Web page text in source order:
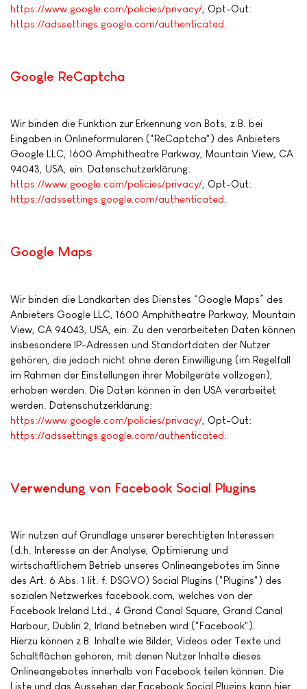
https://www.google.com/policies/privacy/ , Opt-Out:
https://adssettings.google.com/authenticated
Google ReCaptcha
Wir binden die Funktion zur Erkennung von Bots, z.B. bei
Eingaben in Onlineformularen ("ReCaptcha") des Anbieters
Google LLC, 1600 Amphitheatre Parkway, Mountain View, CA
94043, USA, ein. Datenschutzerklärung:
https://www.google.com/policies/privacy/ , Opt-Out:
https://adssettings.google.com/authenticated
Google Maps
Wir binden die Landkarten des Dienstes “Google Maps” des
Anbieters Google LLC, 1600 Amphitheatre Parkway, Mountain
View, CA 94043, USA, ein. Zu den verarbeiteten Daten können
insbesondere IP-Adressen und Standortdaten der Nutzer
gehören, die jedoch nicht ohne deren Einwilligung (im Regelfall
im Rahmen der Einstellungen ihrer Mobilgeräte vollzogen),
erhoben werden. Die Daten können in den USA verarbeitet
werden. Datenschutzerklärung:
https://www.google.com/policies/privacy/ , Opt-Out:
https://adssettings.google.com/authenticated
Verwendung von Facebook Social Plugins
Wir nutzen auf Grundlage unserer berechtigten Interessen
(d.h. Interesse an der Analyse, Optimierung und
wirtschaftlichem Betrieb unseres Onlineangebotes im Sinne
des Art. 6 Abs. 1 lit. f. DSGVO) Social Plugins ("Plugins") des
sozialen Netzwerkes facebook.com, welches von der
Facebook Ireland Ltd., 4 Grand Canal Square, Grand Canal
Harbour, Dublin 2, Irland betrieben wird ("Facebook").
Hierzu können z.B. Inhalte wie Bilder, Videos oder Texte und
Schaltflächen gehören, mit denen Nutzer Inhalte dieses
Onlineangebotes innerhalb von Facebook teilen können. Die
Liste und das Aussehen der Facebook Social Plugins kann hier